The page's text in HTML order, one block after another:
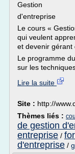
Gestion
d'entreprise
Le cours «
qui veulent
et devenir gérant
Le programme
sur les
Lire la suite
Site : http://
Thèmes liés :
de gestion
entreprise /
d'entreprise /